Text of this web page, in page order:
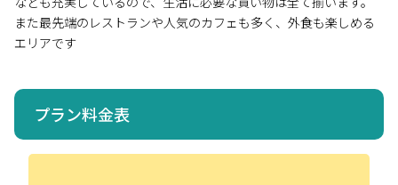
また最先端のレストランや人気のカフェも多く、外食も楽しめる
エリアです
プラン料金表